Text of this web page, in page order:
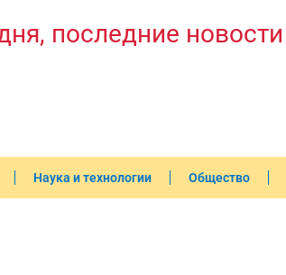
последние
Наука и технологии Общество